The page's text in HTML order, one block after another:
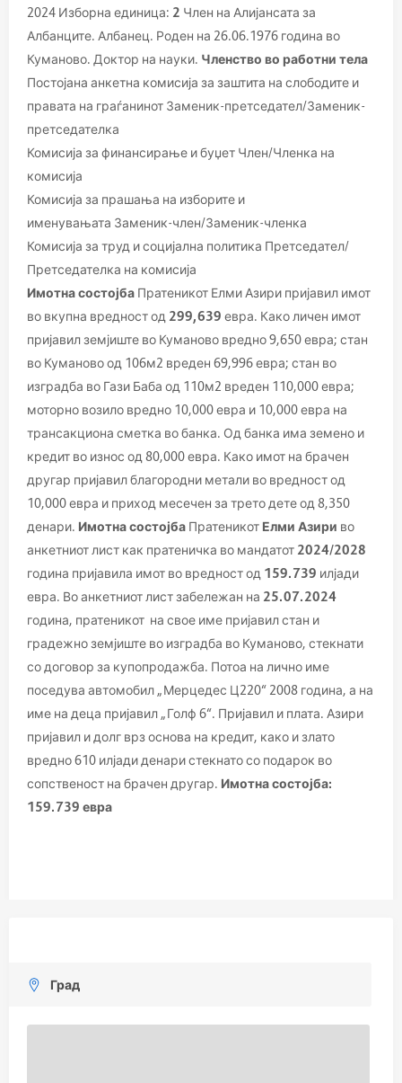
2024 Изборна единица: 2 Член на Алијансата за
Албанците. Албанец. Роден на 26.06.1976 година во
Куманово. Доктор на науки. Членство во работни тела
Постојана анкетна комисија за заштита на слободите и
правата на граѓанинот Заменик-претседател/Заменик-
претседателка
Комисија за финансирање и буџет Член/Членка на
комисија
Комисија за прашања на изборите и
именувањата Заменик-член/Заменик-членка
Комисија за труд и социјална политика Претседател/
Претседателка на комисија
Имотна состојба Пратеникот Елми Азири пријавил имот
во вкупна вредност од 299,639 евра. Како личен имот
пријавил земјиште во Куманово вредно 9,650 евра; стан
во Куманово од 106м2 вреден 69,996 евра; стан во
изградба во Гази Баба од 110м2 вреден 110,000 евра;
моторно возило вредно 10,000 евра и 10,000 евра на
трансакциона сметка во банка. Од банка има земено и
кредит во износ од 80,000 евра. Како имот на брачен
другар пријавил благородни метали во вредност од
10,000 евра и приход месечен за трето дете од 8,350
денари. Имотна состојба Пратеникот Елми Азири во
анкетниот лист как пратеничка во мандатот 2024/2028
година пријавила имот во вредност од 159.739 илјади
евра. Во анкетниот лист забележан на 25.07.2024
година, пратеникот на свое име пријавил стан и
градежно земјиште во изградба во Куманово, стекнати
со договор за купопродажба. Потоа на лично име
поседува автомобил „Мерцедес Ц220“ 2008 година, а на
име на деца пријавил „Голф 6“. Пријавил и плата. Азири
пријавил и долг врз основа на кредит, како и злато
вредно 610 илјади денари стекнато со подарок во
сопственост на брачен другар. Имотна состојба:
159.739 евра
Град